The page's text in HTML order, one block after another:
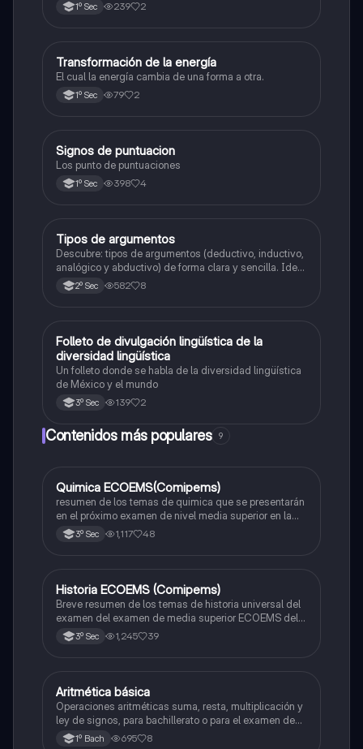
1º Sec 239 2
Español
Transformación de la energía
El cual la energía cambia de una forma a otra.
1º Sec 79 2
Español
Signos de puntuacion
Los punto de puntuaciones
1º Sec 398 4
Español
Tipos de argumentos
Descubre: tipos de argumentos (deductivo, inductivo,
analógico y abductivo) de forma clara y sencilla. Ideal
para estudiantes de secundaria que quieren mejorar
sus habilidades de razonamiento y expresión escrita.
2º Sec 582 8
Español
Folleto de divulgación lingüística de la
diversidad lingüística
Un folleto donde se habla de la diversidad lingüística
de México y el mundo
3º Sec 139 2
Contenidos más populares 9
Química
Quimica ECOEMS(Comipems)
resumen de los temas de quimica que se presentarán
en el próximo examen de nivel media superior en la
zona metropolitana de el valle de México
3º Sec 1,117 48
Historia
Historia ECOEMS (Comipems)
Breve resumen de los temas de historia universal del
examen del examen de media superior ECOEMS del
valle de México
3º Sec 1,245 39
Matemáticas
Aritmética básica
Operaciones aritméticas suma, resta, multiplicación y
ley de signos, para bachillerato o para el examen de
admisión a la universidad
1º Bach 695 8